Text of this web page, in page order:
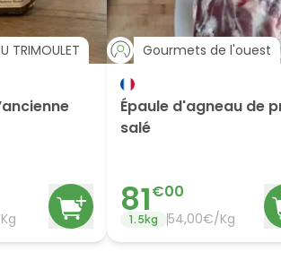
TRIMOULET Gourmets de l'ouest
Épaule d'agneau de
salé
81€00
1.5kg 54,00€/Kg